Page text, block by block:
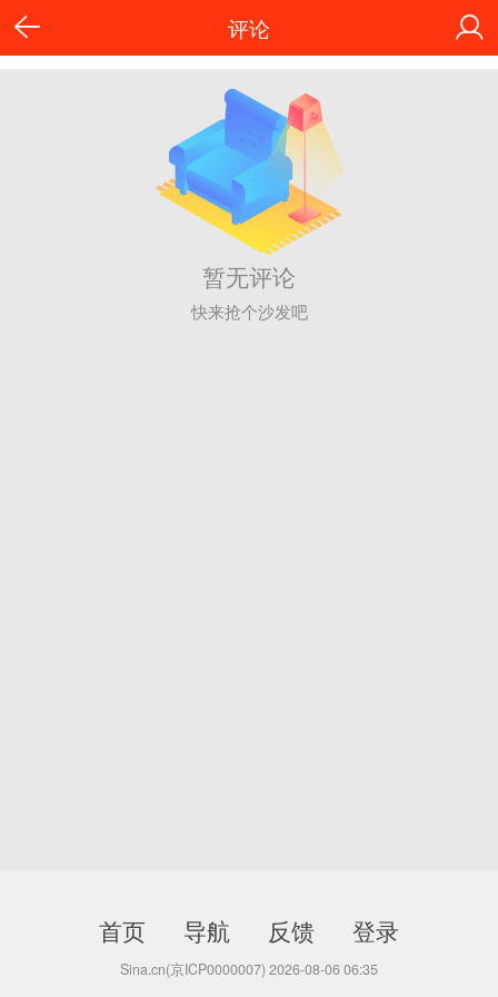
评论
暂无评论
快来抢个沙发吧
首页 导航 反馈 登录
Sina.cn(京ICP0000007) 2026-08-06 06:35